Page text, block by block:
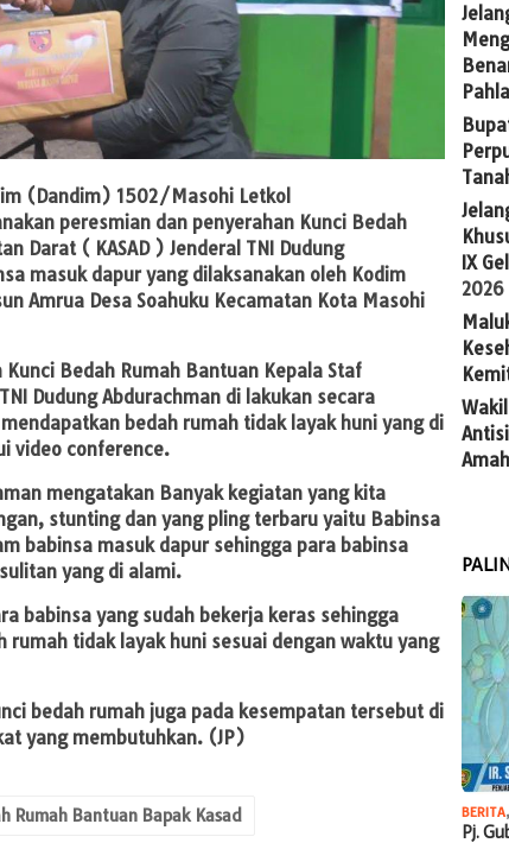
(Dandim) 1502/Masohi Letkol
peresmian dan penyerahan Kunci Bedah
Darat ( KASAD ) Jenderal TNI Dudung
masuk dapur yang dilaksanakan oleh Kodim
Amrua Desa Soahuku Kecamatan Kota Masohi
Bedah Rumah Bantuan Kepala Staf
Dudung Abdurachman di lakukan secara
bedah rumah tidak layak huni yang di
video conference.
mengatakan Banyak kegiatan yang kita
stunting dan yang pling terbaru yaitu Babinsa
babinsa masuk dapur sehingga para babinsa
yang di alami.
babinsa yang sudah bekerja keras sehingga
rumah tidak layak huni sesuai dengan waktu yang
bedah rumah juga pada kesempatan tersebut di
yang membutuhkan. (JP)
Rumah Bantuan Bapak Kasad
IX
2026
BERITA
Pj.